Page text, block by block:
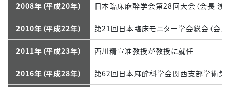
2008年（平成20年） 日本臨床麻酔学会第28回大会（会長 浅
2010年（平成22年） 第21回日本臨床モニター学会総会（会長
2011年（平成23年） 西川精宣准教授が教授に就任
2016年（平成28年） 第62回日本麻酔科学会関西支部学術集